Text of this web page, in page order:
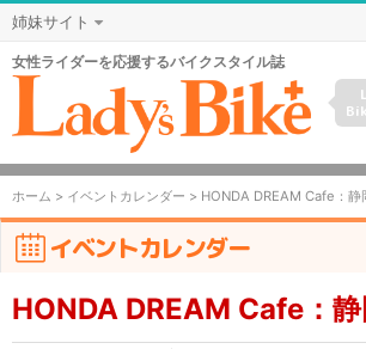
姉妹サイト
女性ライダーを応援するバイクスタイル誌
ホーム > イベントカレンダー > HONDA DREAM Cafe：静
イベントカレンダー
HONDA DREAM Cafe：静